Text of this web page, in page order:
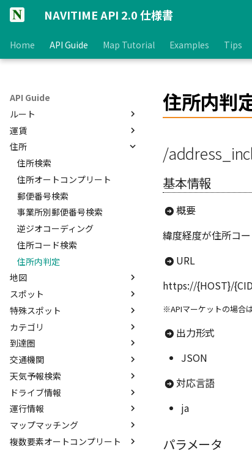
NAVITIME API 2.0 仕様書
Home API Guide Map Tutorial Examples Tips
API Guide
ルート
【ルート検索API】
ルート検索(トータルナビ)
ルート前後検索
ルート検索(車)
ルート検索(自転車)
ルート検索(徒歩)
ルート検索(バイク)
ルート検索(EV)
ルート形状取得(トータルナビ)
ルート前後形状取得
ルート形状取得(車)
ルート形状取得(自転車)
ルート形状取得(徒歩)
ルート形状取得(バイク)
ルート形状取得(EV）
多地点巡回ルート検索(車)
自動配車
配送計画(自転車)
配送計画(徒歩)
配送計画(バイク)
運賃
運賃区分取得
運賃比較
定期券払い戻し計算
住所
住所検索
住所オートコンプリート
郵便番号検索
事業所別郵便番号検索
逆ジオコーディング
住所コード検索
住所内判定
地図
【地図表示API】
タイル地図スクリプト取得(v2)
タイル地図スクリプト取得(v1)
静的地図画像取得
スポット
スポット検索
スポットオートコンプリート
スポットコード検索
スポットカテゴリ検索
道沿いスポット検索
道沿いスポットカテゴリ検索
緯度経度配列取得
住所別スポット件数
住所別スポットカテゴリ件数
特殊スポット
駐車場検索
ガソリンスタンド検索
電気自動車充電スタンド検索
カテゴリ
カテゴリマスタ情報全取得
カテゴリオートコンプリート
到達圏
到達圏探索(トータルナビ)
到達圏探索(車)
到達圏探索(自転車)
到達圏探索(徒歩)
到達圏探索(バイク)
地点ポリゴン内外一括判定
交通機関
【交通機関検索API】
駅-バス停ID検索
駅-バス停名検索
駅-バス停オートコンプリート
最寄り駅-バス停検索
天気予報検索
天気予報検索
警報/注意報検索
バイオウェザー予報検索
ドライブ情報
乗降IC検索
最寄りIC検索
交差点名検索
運行情報
路線別運行情報検索
住所別運行情報検索
マップマッチング
マップマッチング(車)
複数要素オートコンプリート
住所内判
/
基本情報
概要
緯度経度が住所コ
URL
https://{HOST}/
※APIマーケットの場合
出力形式
JSON
対応言語
ja
パラメータ